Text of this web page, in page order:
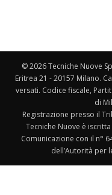
© 2026 Tecniche Nuove
Eritrea 21 - 20157 Milano.
versati. Codice fiscale,
di
Registrazione presso il
Tecniche Nuove è
Comunicazione con il n°
dell’Autorità per